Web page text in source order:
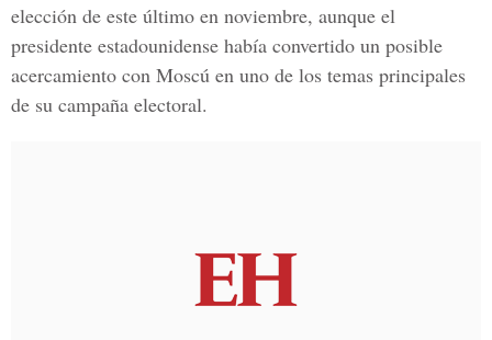
elección de este último en noviembre, aunque el
presidente estadounidense había convertido un posible
acercamiento con Moscú en uno de los temas principales
de su campaña electoral.